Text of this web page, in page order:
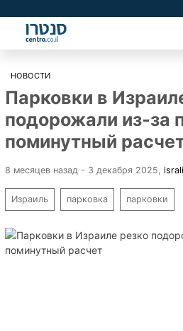
НОВОСТИ
Парковки в
подорожали из-за
поминутный
8 месяцев назад - 3 декабря 2025
Израиль парковка парковки